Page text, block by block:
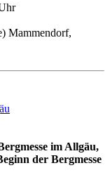
Mammendorf,
im Allgäu,
der Bergmesse